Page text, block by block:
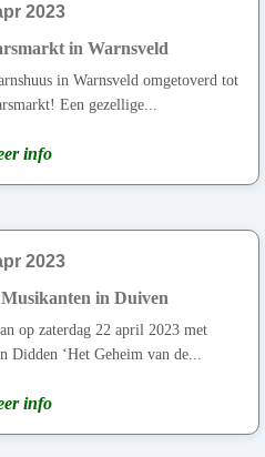
2023
in Warnsveld
in Warnsveld omgetoverd tot
Een gezellige...
info
2023
in Duiven
op zaterdag 22 april 2023 met
Didden ‘Het Geheim van de...
info